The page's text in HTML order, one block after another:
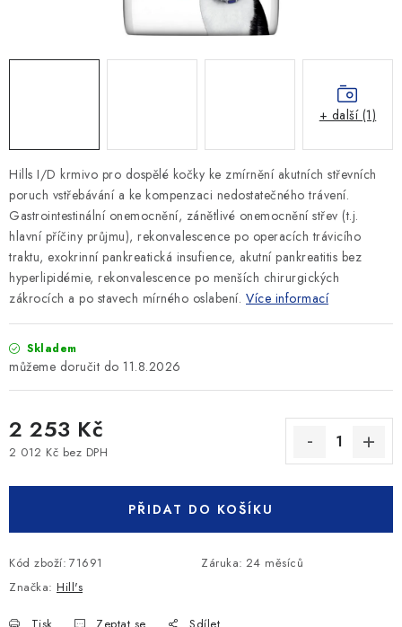
Ceník dopravy Kontakty
Obchodní podmínky
Hills I/D krmivo pro dospělé kočky ke zmírnění akutních střevních
poruch vstřebávání a ke kompenzaci nedostatečného trávení.
Gastrointestinální onemocnění, zánětlivé onemocnění střev (t.j.
hlavní příčiny průjmu), rekonvalescence po operacích trávicího
traktu, exokrinní pankreatická insufience, akutní pankreatitis bez
hyperlipidémie, rekonvalescence po menších chirurgických
zákrocích a po stavech mírného oslabení. Více informací
Skladem
11.8.2026
2 253 Kč
2 012 Kč bez DPH
PŘIDAT DO KOŠÍKU
Kód zboží: 71691 Záruka: 24 měsíců
Značka: Hill's
+ další (1)